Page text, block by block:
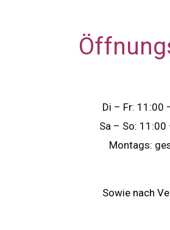
Di – Fr: 11:00
Sa – So:
Montags:
Sowie nach